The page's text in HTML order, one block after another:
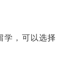
学，可以选择